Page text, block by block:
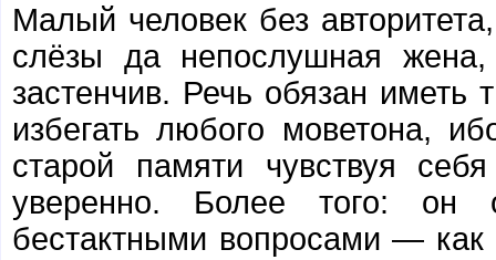
Малый человек без
слёзы да непослушная
застенчив. Речь обязан
избегать любого моветона,
старой памяти чувствуя
уверенно. Более того: он
бестактными вопросами —